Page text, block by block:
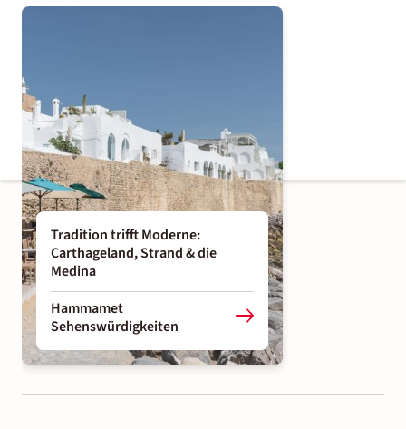
Tradition trifft Moderne:
Carthageland, Strand & die
Medina
Hammamet
Sehenswürdigkeiten